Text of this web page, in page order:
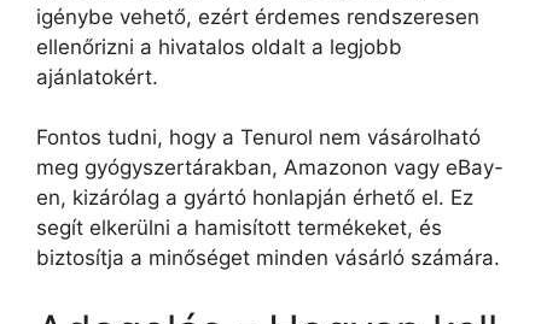
igénybe vehető, ezért érdemes rendszeresen
ellenőrizni a hivatalos oldalt a legjobb
ajánlatokért.
Fontos tudni, hogy a Tenurol nem vásárolható
meg gyógyszertárakban, Amazonon vagy eBay-
en, kizárólag a gyártó honlapján érhető el. Ez
segít elkerülni a hamisított termékeket, és
biztosítja a minőséget minden vásárló számára.